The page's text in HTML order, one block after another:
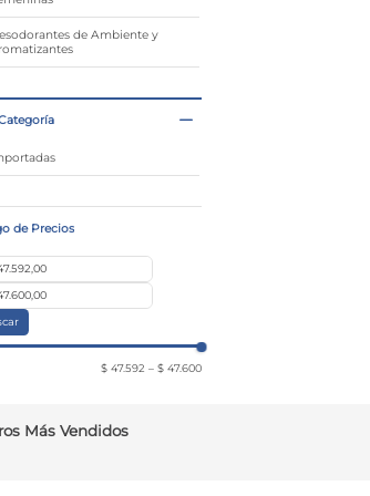
de Ambiente y
$ 47.592 – $ 47.600
Más Vendidos